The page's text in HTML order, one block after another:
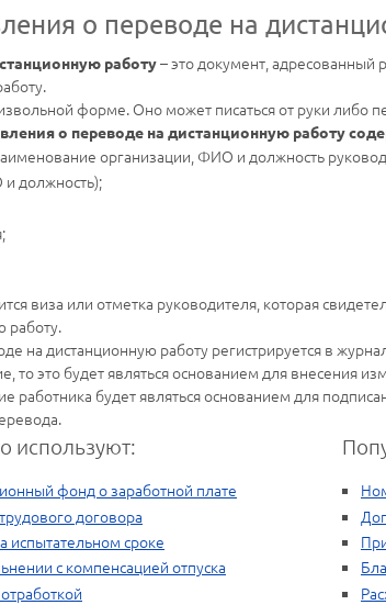
о переводе на
работу– это документ, адресованный
форме. Оно может писаться от руки либо
о переводе на дистанционную работу
организации, ФИО и должность
должность);
виза или отметка руководителя, которая
работу.
на дистанционную работу регистрируется в
то это будет являться основанием для внесения
работника будет являться основанием для
используют:
фонд о заработной плате
договора
испытательном сроке
с компенсацией отпуска